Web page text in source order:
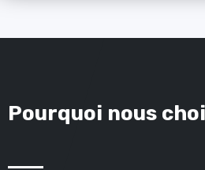
Pourquoi nous